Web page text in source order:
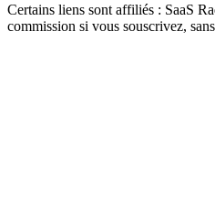
Certains liens sont affiliés : SaaS
commission si vous souscrivez,